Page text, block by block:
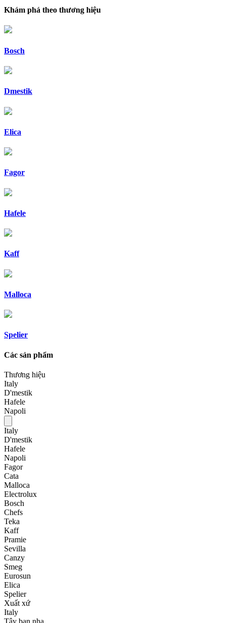
Khám phá theo thương hiệu
Bosch
Dmestik
Elica
Fagor
Hafele
Kaff
Malloca
Spelier
Các sản phẩm
Thương hiệu
Italy
D'mestik
Hafele
Napoli
Italy
D'mestik
Hafele
Napoli
Fagor
Cata
Malloca
Electrolux
Bosch
Chefs
Teka
Kaff
Pramie
Sevilla
Canzy
Smeg
Eurosun
Elica
Spelier
Xuất xứ
Italy
Tây ban nha